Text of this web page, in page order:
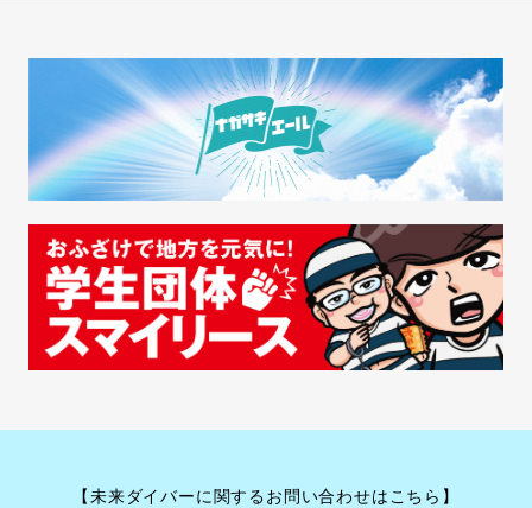
【未来ダイバーに関するお問い合わせはこちら】